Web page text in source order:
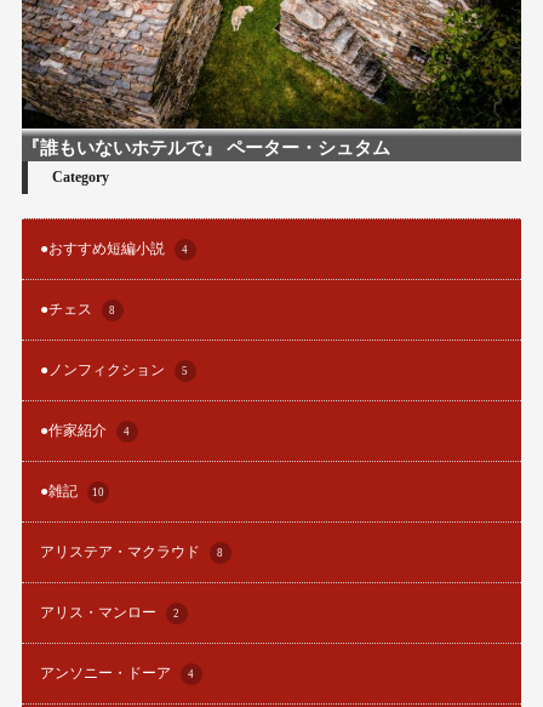
『誰もいないホテルで』 ペーター・シュタム
Category
●おすすめ短編小説 4
●チェス 8
●ノンフィクション 5
●作家紹介 4
●雑記 10
アリステア・マクラウド 8
アリス・マンロー 2
アンソニー・ドーア 4